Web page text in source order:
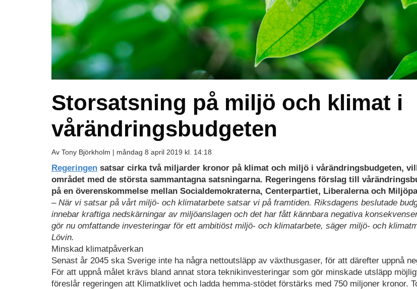
Storsatsning på miljö och klimat i
vårändringsbudgeten
Av Tony Björkholm | måndag 8 april 2019 kl. 14:18
Regeringen satsar cirka två miljarder kronor på klimat och miljö i vårändringsbudgeten,
området med de största sammantagna satsningarna. Regeringens förslag till
på en överenskommelse mellan Socialdemokraterna, Centerpartiet, Liberalerna och
– När vi satsar på vårt miljö- och klimatarbete satsar vi på framtiden. Riksdagens beslutade
innebar kraftiga nedskärningar av miljöanslagen och det har fått kännbara negativa
gör nu omfattande investeringar för ett ambitiöst miljö- och klimatarbete, säger miljö- och
Lövin.
Minskad klimatpåverkan
Senast år 2045 ska Sverige inte ha några nettoutsläpp av växthusgaser, för att därefter uppnå
För att uppnå målet krävs bland annat stora teknikinvesteringar som gör minskade utsläpp
föreslår regeringen att Klimatklivet och ladda hemma-stödet förstärks med 750 miljoner kronor.